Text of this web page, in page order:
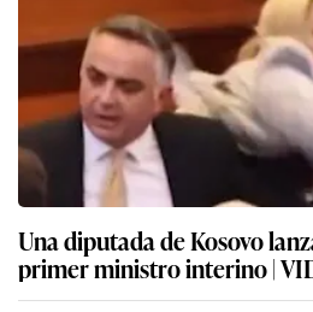
Una diputada de Kosovo
primer ministro interino |